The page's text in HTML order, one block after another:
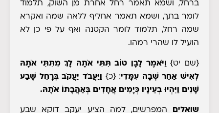
ברחל, ושמא תאמר רחל אחרת מן השוק, תלמוד
לומר בתך, ושמא תאמר אחליף ללאה שמה ואקרא
שמה רחל, תלמוד לומר הקטנה ואף על פי כן לא
הועיל לו שהרי רמהו.
{שם יט}
וַיֹּאמֶר לָבָן טוֹב תִּתִּי אֹתָהּ לָךְ מִתִּתִּי אֹתָהּ
לְאִישׁ אַחֵר שְׁבָה עִמָּדִי:{כ}
וַיַּעֲבֹד יַעֲקֹב בְּרָחֵל שֶׁבַע
שָׁנִים וַיִּהְיוּ בְעֵינָיו כְּיָמִים אֲחָדִים בְּאַהֲבָתוֹ אֹתָהּ.
שואלים
המפרשים, למה הציע יעקב דוקא שבע